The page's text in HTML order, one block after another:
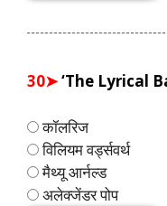
30➤‘The Lyrical
कॉलरिज
विलियम वर्ड्सवर्थ
मैथ्यू आर्नल्ड
अलेक्जेंडर पोप